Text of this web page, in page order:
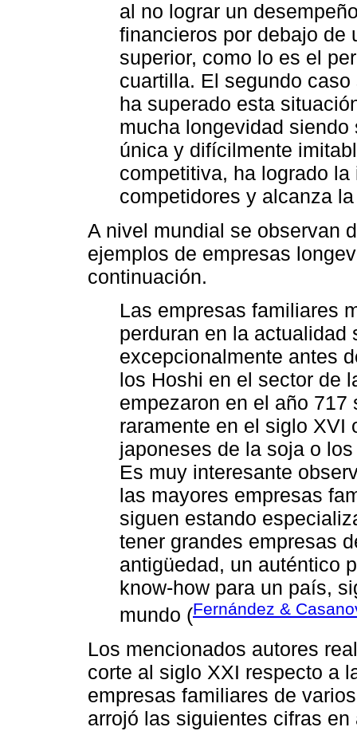
al no lograr un
financieros por debajo de
superior, como lo es el
cuartilla. El segundo
ha superado esta
mucha longevidad
única y difícilmente
competitiva, ha logrado
competidores y alcanza
A nivel mundial se observan
ejemplos de empresas
continuación.
Las empresas familiares
perduran en la actualidad
excepcionalmente antes
los Hoshi en el sector de
empezaron en el año
raramente en el siglo XVI
japoneses de la soja o
Es muy interesante
las mayores empresas
siguen estando
tener grandes empresas
antigüedad, un auténtico
know-how para un país,
mundo (Fernández &
Los mencionados autores
corte al siglo XXI respecto a
empresas familiares de
arrojó las siguientes cifras